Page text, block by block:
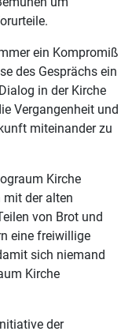
ein Kompromiß
des Gesprächs ein
in der Kirche
Vergangenheit und
miteinander zu
Kirche
mit der alten
von Brot und
eine freiwillige
sich niemand
Kirche
der